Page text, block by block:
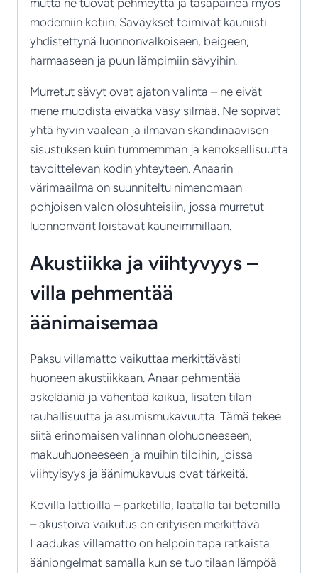
moderniin kotiin. Säväykset toimivat kauniisti
yhdistettynä luonnonvalkoiseen, beigeen,
harmaaseen ja puun lämpimiin sävyihin.
Murretut sävyt ovat ajaton valinta – ne eivät
mene muodista eivätkä väsy silmää. Ne sopivat
yhtä hyvin vaalean ja ilmavan skandinaavisen
sisustuksen kuin tummemman ja kerroksellisuutta
tavoittelevan kodin yhteyteen. Anaarin
värimaailma on suunniteltu nimenomaan
pohjoisen valon olosuhteisiin, jossa murretut
luonnonvärit loistavat kauneimmillaan.
Akustiikka ja viihtyvyys –
villa pehmentää
äänimaisemaa
Paksu villamatto vaikuttaa merkittävästi
huoneen akustiikkaan. Anaar pehmentää
askelääniä ja vähentää kaikua, lisäten tilan
rauhallisuutta ja asumismukavuutta. Tämä tekee
siitä erinomaisen valinnan olohuoneeseen,
makuuhuoneeseen ja muihin tiloihin, joissa
viihtyisyys ja äänimukavuus ovat tärkeitä.
Kovilla lattioilla – parketilla, laatalla tai betonilla
– akustoiva vaikutus on erityisen merkittävä.
Laadukas villamatto on helpoin tapa ratkaista
ääniongelmat samalla kun se tuo tilaan lämpöä